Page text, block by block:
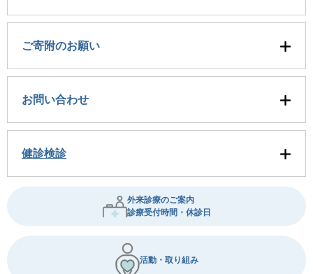
ご寄附のお願い
お問い合わせ
健診検診
外来診療のご案内
診療受付時間・休診日
活動・取り組み